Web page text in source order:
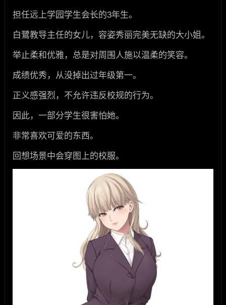
担任远上学园学生会长的3年生。
白鷺教导主任的女儿，容姿秀丽完美无缺的大小姐。
举止柔和优雅，总是对周围人施以温柔的笑容。
成绩优秀，从没掉出过年级第一。
正义感强烈，不允许违反校规的行为。
因此，一部分学生很害怕她。
非常喜欢可爱的东西。
回想场景中会穿图上的校服。